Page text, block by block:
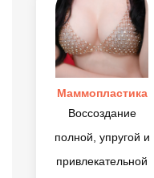
Маммопластика
Воссоздание
полной, упругой и
привлекательной